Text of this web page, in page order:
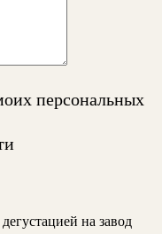
персональных
на завод